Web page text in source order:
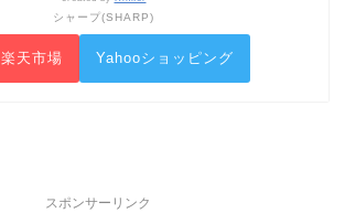
シャープ(SHARP)
楽天市場 Yahooショッピング
スポンサーリンク